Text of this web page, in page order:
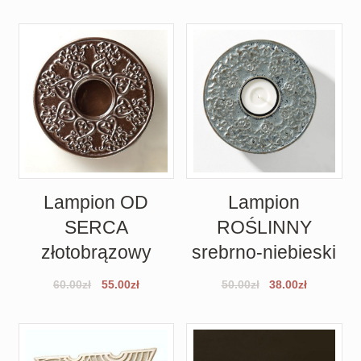
Lampion OD
SERCA
złotobrązowy
60.00zł 55.00zł
Lampion
ROŚLINNY
srebrno-niebieski
50.00zł 38.00zł